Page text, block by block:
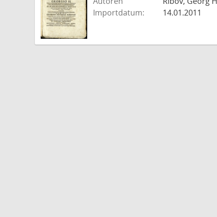
Importdatum:
14.01.2011